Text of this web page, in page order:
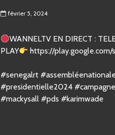
février 5, 2024
WANNELTV EN DIRECT :
PLAY
https://
#senegalrt
#presidentielle2024
#mackysall #pds #karimwade